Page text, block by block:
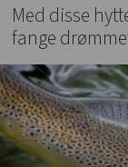
Med disse
fange